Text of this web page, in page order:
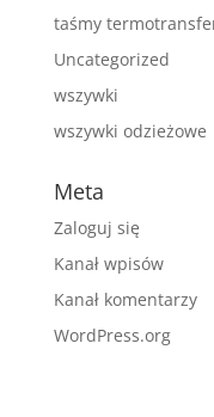
taśmy
Uncategorized
wszywki
wszywki odzieżowe
Meta
Zaloguj się
Kanał wpisów
Kanał komentarzy
WordPress.org